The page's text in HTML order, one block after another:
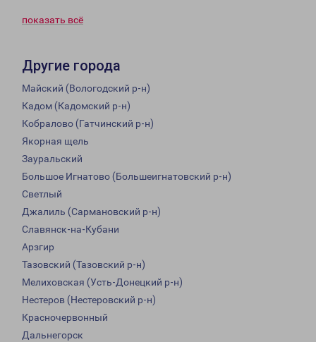
показать всё
Другие города
Майский (Вологодский р-н)
Кадом (Кадомский р-н)
Кобралово (Гатчинский р-н)
Якорная щель
Зауральский
Большое Игнатово (Большеигнатовский р-н)
Светлый
Джалиль (Сармановский р-н)
Славянск-на-Кубани
Арзгир
Тазовский (Тазовский р-н)
Мелиховская (Усть-Донецкий р-н)
Нестеров (Нестеровский р-н)
Красночервонный
Дальнегорск